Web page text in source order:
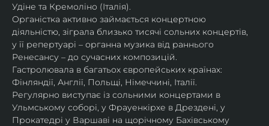
Удіне та Кремоліно (Італія).
Органістка активно займається концертною
діяльністю, зіграла близько тисячі сольних концертів,
у її репертуарі – органна музика від раннього
Ренесансу – до сучасних композицій.
Гастролювала в багатьох європейських країнах:
Фінляндії, Англії, Польщі, Німеччині, Італії.
Регулярно виступає із сольними концертами в
Ульмському соборі, у Фрауенкірхе в Дрездені, у
Прокатедрі у Варшаві на щорічному Бахівському